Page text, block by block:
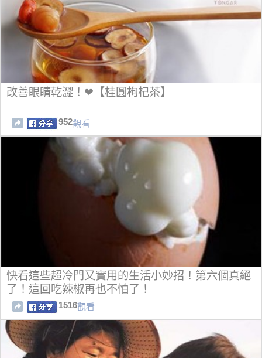
改善眼睛乾澀！❤【桂圓枸杞茶】
952觀看
快看這些超冷門又實用的生活小妙招！第六個真絕
了！這回吃辣椒再也不怕了！
1516觀看